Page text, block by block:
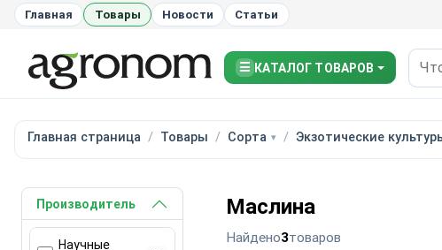
Главная Товары Новости Статьи
☰ КАТАЛОГ ТОВАРОВ
Главная страница Товары Сорта Экзотические
Производитель
Научные
Маслина
Найдено3товаров